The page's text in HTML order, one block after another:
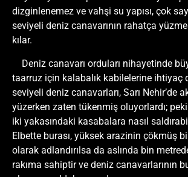
dizginlenemez ve vahşi su yapısı, çok
seviyeli deniz canavarının rahatça
kılar.
Deniz canavarı orduları nihayetinde
taarruz için kalabalık kabilelerine ihtiyaç
seviyeli deniz canavarları, Sarı Nehir’de
yüzerken zaten tükenmiş oluyorlardı; peki
iki yakasındaki kasabalara nasıl
Elbette burası, yüksek arazinin çökmüş
olarak adlandırılsa da aslında bin
rakıma sahiptir ve deniz canavarlarının